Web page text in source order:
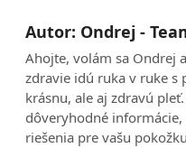
Autor: Ondrej -
Ahojte, volám sa Ondrej
zdravie idú ruka v ruke s
krásnu, ale aj zdravú
dôveryhodné
riešenia pre vašu